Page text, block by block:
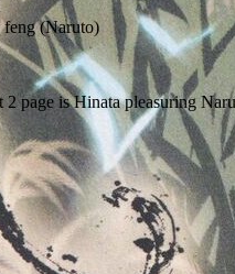
(Naruto)
2 page is Hinata pleasuring